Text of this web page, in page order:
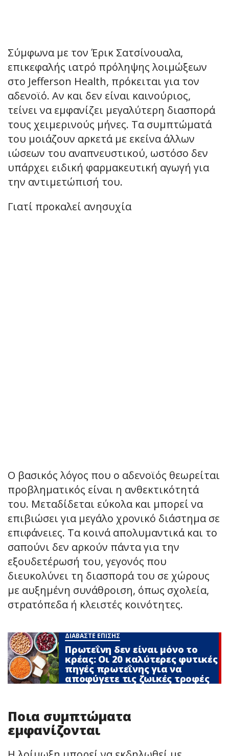
Σύμφωνα με τον Έρικ Σατσίνουαλα,
επικεφαλής ιατρό πρόληψης λοιμώξεων
στο Jefferson Health, πρόκειται για τον
αδενοϊό. Αν και δεν είναι καινούριος,
τείνει να εμφανίζει μεγαλύτερη διασπορά
τους χειμερινούς μήνες. Τα συμπτώματά
του μοιάζουν αρκετά με εκείνα άλλων
ιώσεων του αναπνευστικού, ωστόσο δεν
υπάρχει ειδική φαρμακευτική αγωγή για
την αντιμετώπισή του.
Γιατί προκαλεί ανησυχία
Ο βασικός λόγος που ο αδενοϊός θεωρείται
προβληματικός είναι η ανθεκτικότητά
του. Μεταδίδεται εύκολα και μπορεί να
επιβιώσει για μεγάλο χρονικό διάστημα σε
επιφάνειες. Τα κοινά απολυμαντικά και το
σαπούνι δεν αρκούν πάντα για την
εξουδετέρωσή του, γεγονός που
διευκολύνει τη διασπορά του σε χώρους
με αυξημένη συνάθροιση, όπως σχολεία,
στρατόπεδα ή κλειστές κοινότητες.
ΔΙΑΒΑΣΤΕ ΕΠΙΣΗΣ
Πρωτεΐνη δεν είναι μόνο το
κρέας: Οι 20 καλύτερες φυτικές
πηγές πρωτεΐνης για να
αποφύγετε τις ζωικές τροφές
Ποια συμπτώματα
εμφανίζονται